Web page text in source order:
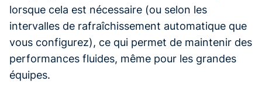
lorsque cela est nécessaire (ou selon les
intervalles de rafraîchissement automatique que
vous configurez), ce qui permet de maintenir des
performances fluides, même pour les grandes
équipes.